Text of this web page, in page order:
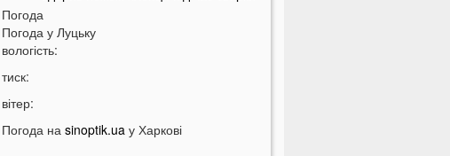
14:38 На Волині чоловік побив працівника
ТЦК під час перевірки документів
14:01
магазині у Луцьку продають зелене
Погода
Погода у Луцьку
вологість:
тиск:
вітер:
Погода на sinoptik.uaу Харкові